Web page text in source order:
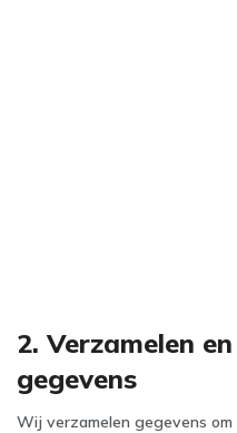
2. Verzamelen
gegevens
Wij verzamelen gegevens